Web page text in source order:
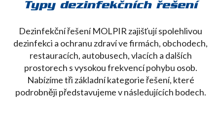
Typy dezinfekčních řešení
Dezinfekční řešení MOLPIR zajišťují spolehlivou
dezinfekci a ochranu zdraví ve firmách, obchodech,
restauracích, autobusech, vlacích a dalších
prostorech s vysokou frekvencí pohybu osob.
Nabízíme tři základní kategorie řešení, které
podrobněji představujeme v následujících bodech.